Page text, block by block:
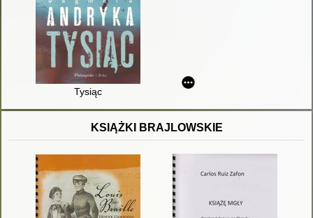
Tysiąc
KSIĄŻKI BRAJLOWSKIE